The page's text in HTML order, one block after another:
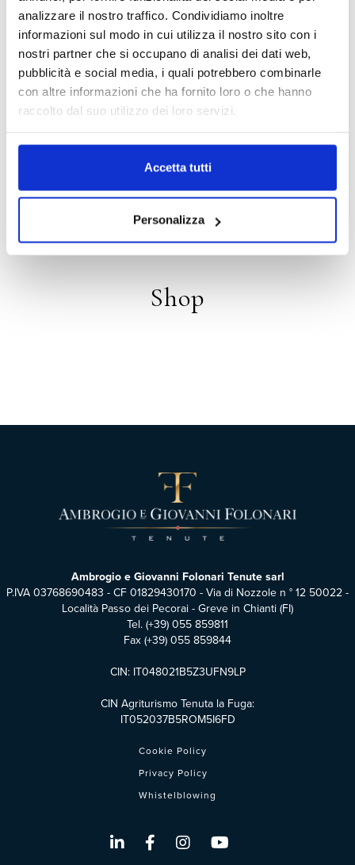
analizzare il nostro traffico. Condividiamo inoltre
informazioni sul modo in cui utilizza il nostro sito con i
nostri partner che si occupano di analisi dei dati web,
pubblicità e social media, i quali potrebbero combinarle
con altre informazioni che ha fornito loro o che hanno
raccolto dal suo utilizzo dei loro servizi.
Accetta tutti
Personalizza
Esperienze
VISITE E DEGUSTAZIONI
OSPITALITÀ
Distribuzione
Shop
Cookie Policy
Privacy Policy
Whistelblowing
Ambrogio e Giovanni Folonari Tenute sarl
P.IVA 03768690483 - CF 01829430170 - Via di Nozzole n ° 12 50022 -
Località Passo dei Pecorai - Greve in Chianti (FI)
Tel. (+39) 055 859811
Fax (+39) 055 859844
CIN: IT048021B5Z3UFN9LP
CIN Agriturismo Tenuta la Fuga:
IT052037B5ROM5I6FD